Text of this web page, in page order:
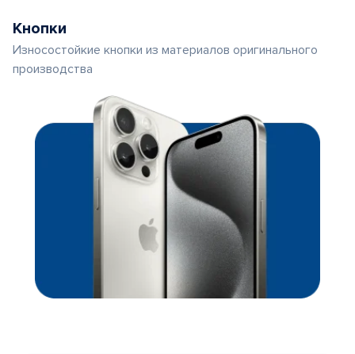
Кнопки
Износостойкие кнопки из материалов оригинального
производства